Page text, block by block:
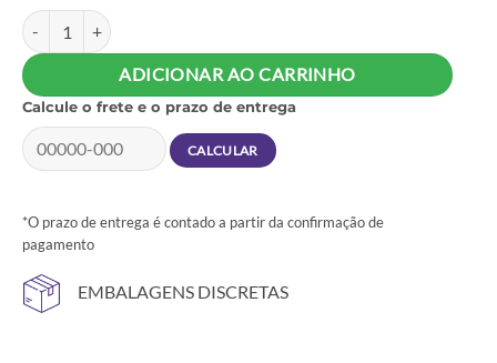
Gel Hot Comestível Saboroso 15ml For Sexy - Sabor Morango Hot
ADICIONAR AO CARRINHO
Calcule o frete e o prazo de entrega
*O prazo de entrega é contado a partir da confirmação de
pagamento
EMBALAGENS DISCRETAS